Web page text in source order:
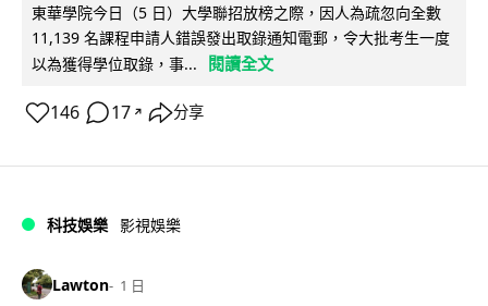
東華學院今日（5 日）大學聯招放榜之際，因人為疏忽向全數
11,139 名課程申請人錯誤發出取錄通知電郵，令大批考生一度
以為獲得學位取錄，事...
閱讀全文
146 17 ↗ 分享
科技娛樂 影視娛樂
Lawton 1 日